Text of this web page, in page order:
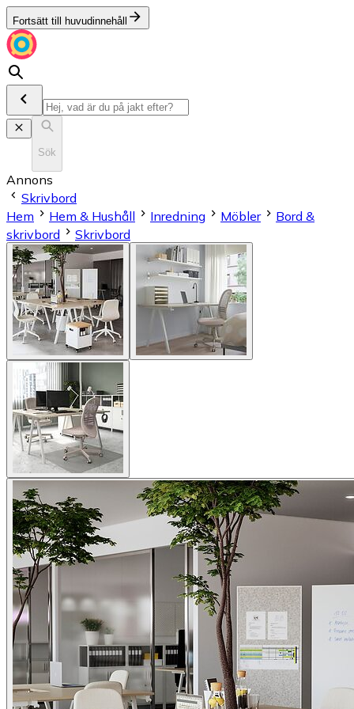
Fortsätt till huvudinnehåll
Sök
Annons
Skrivbord
Hem
Hem & Hushåll Inredning Möbler
Bord &
skrivbord
Skrivbord